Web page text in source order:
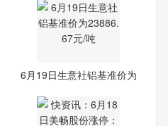
6月19日生意社铝基准价为